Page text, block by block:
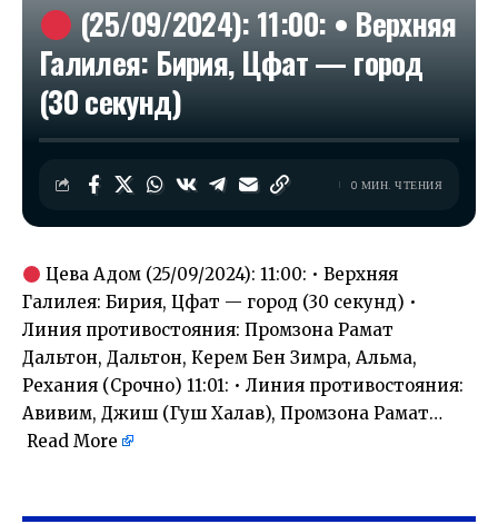
(25/09/2024): 11:00: • Верхняя
Галилея: Бирия, Цфат — город
(30 секунд)
0 МИН. ЧТЕНИЯ
Цева Адом (25/09/2024): 11:00: • Верхняя
Галилея: Бирия, Цфат — город (30 секунд) •
Линия противостояния: Промзона Рамат
Дальтон, Дальтон, Керем Бен Зимра, Альма,
Рехания (Срочно) 11:01: • Линия противостояния:
Авивим, Джиш (Гуш Халав), Промзона Рамат…
Read More